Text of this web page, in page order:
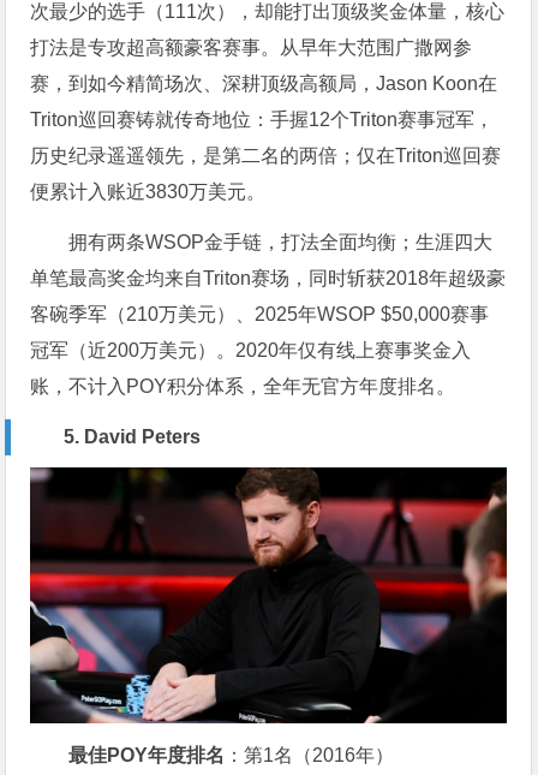
次最少的选手（111次），却能打出顶级奖金体量，核心
打法是专攻超高额豪客赛事。从早年大范围广撒网参
赛，到如今精简场次、深耕顶级高额局，Jason Koon在
Triton巡回赛铸就传奇地位：手握12个Triton赛事冠军，
历史纪录遥遥领先，是第二名的两倍；仅在Triton巡回赛
便累计入账近3830万美元。
拥有两条WSOP金手链，打法全面均衡；生涯四大
单笔最高奖金均来自Triton赛场，同时斩获2018年超级豪
客碗季军（210万美元）、2025年WSOP $50,000赛事
冠军（近200万美元）。2020年仅有线上赛事奖金入
账，不计入POY积分体系，全年无官方年度排名。
5. David Peters
最佳POY年度排名 ：第1名（2016年）